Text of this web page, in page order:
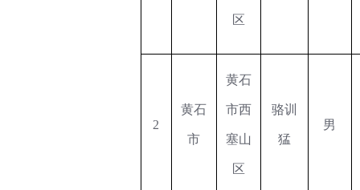
区
2
黄石
市
黄石
市西
塞山
区
骆训
猛
男